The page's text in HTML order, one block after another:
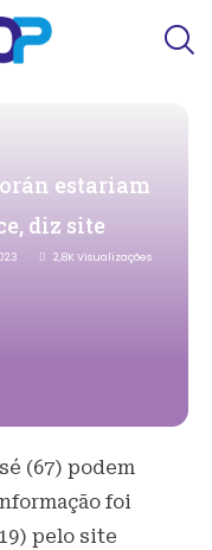
estariam
diz site
2,8K Visualizações
(67) podem
foi
pelo site